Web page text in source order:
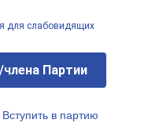
для слабовидящих
Партии
Вступить в партию